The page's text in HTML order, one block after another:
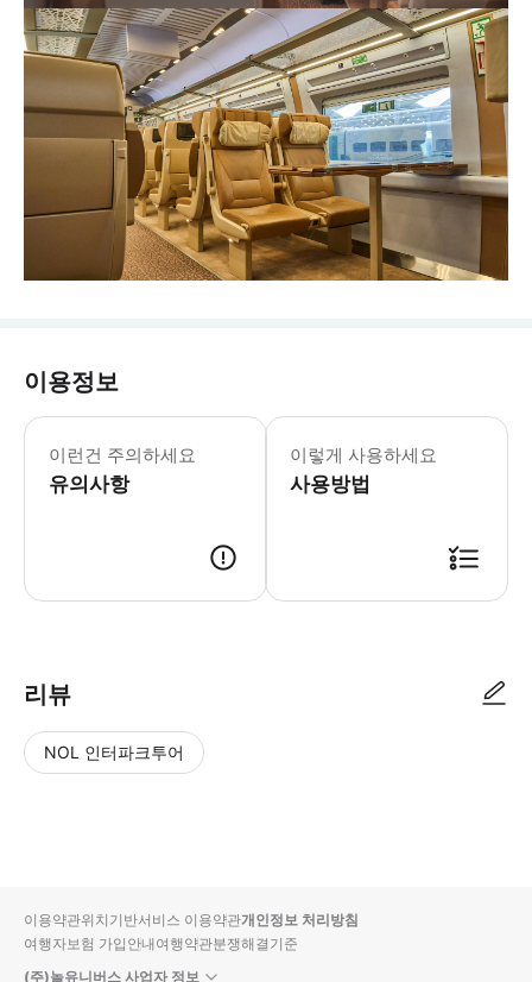
이용정보
이런건 주의하세요
유의사항
- 수하물 정보 * 1인당 최대 표준 수하
- 이용요건 * 만 13세 이상 아동은 성
- 추가정보 * 아동용 카시트 1개는 탑
- 고지 * 티켓 구매 및 여행 시 고객
이렇게 사용하세요
사용방법
리뷰
NOL 인터파크투어
입니
다.
순
상
이용약관위치기반서비스 이용약관개인정보 처리방침
여행자보험 가입안내여행약관분쟁해결기준
(주)놀유니버스 사업자 정보